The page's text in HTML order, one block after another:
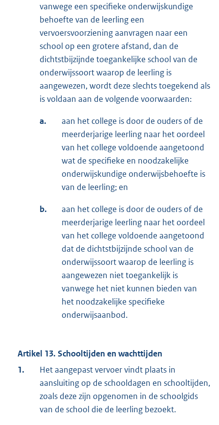
vanwege een specifieke onderwijskundige
behoefte van de leerling een
vervoersvoorziening aanvragen naar een
school op een grotere afstand, dan de
dichtstbijzijnde toegankelijke school van de
onderwijssoort waarop de leerling is
aangewezen, wordt deze slechts toegekend als
is voldaan aan de volgende voorwaarden:
a.
aan het college is door de ouders of de
meerderjarige leerling naar het oordeel
van het college voldoende aangetoond
wat de specifieke en noodzakelijke
onderwijskundige onderwijsbehoefte is
van de leerling; en
b.
aan het college is door de ouders of de
meerderjarige leerling naar het oordeel
van het college voldoende aangetoond
dat de dichtstbijzijnde school van de
onderwijssoort waarop de leerling is
aangewezen niet toegankelijk is
vanwege het niet kunnen bieden van
het noodzakelijke specifieke
onderwijsaanbod.
Artikel 13. Schooltijden en wachttijden
1.
Het aangepast vervoer vindt plaats in
aansluiting op de schooldagen en schooltijden,
zoals deze zijn opgenomen in de schoolgids
van de school die de leerling bezoekt.